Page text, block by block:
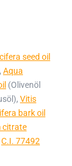
seed oil
Aqua
(Olivenöl
Vitis
bark oil
citrate
C.I. 77492